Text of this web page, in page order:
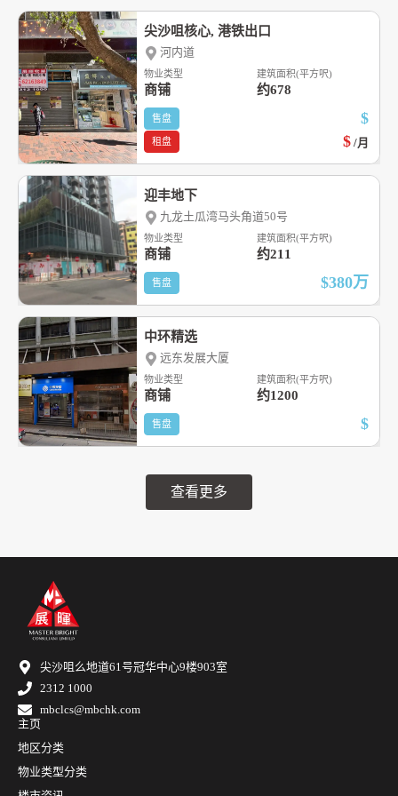
查看更多
尖沙咀核心, 港铁出口
河内道
物业类型
商铺
建筑面积(平方呎)
约678
售盘 $
租盘 $ /月
迎丰地下
九龙土瓜湾马头角道50号
物业类型
商铺
建筑面积(平方呎)
约211
售盘 $380万
中环精选
远东发展大厦
物业类型
商铺
建筑面积(平方呎)
约1200
售盘 $
尖沙咀么地道61号冠华中心9楼903室
2312 1000
mbclcs@mbchk.com
主页
地区分类
物业类型分类